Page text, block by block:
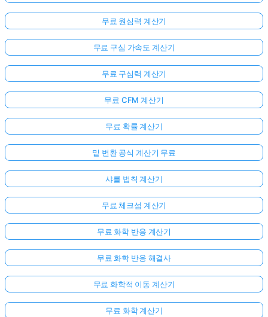
무료 원심력 계산기
무료 구심 가속도 계산기
무료 구심력 계산기
무료 CFM 계산기
무료 확률 계산기
밑 변환 공식 계산기 무료
샤를 법칙 계산기
무료 체크섬 계산기
무료 화학 반응 계산기
무료 화학 반응 해결사
무료 화학적 이동 계산기
무료 화학 계산기